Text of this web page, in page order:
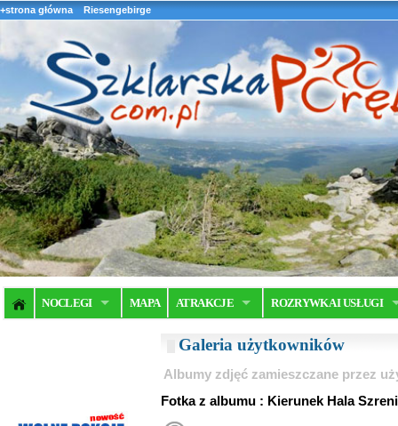
+strona główna Riesengebirge
NOCLEGI MAPA ATRAKCJE ROZRYWKA I USŁUGI
Galeria użytkowników
Albumy zdjęć zamieszczane przez
Fotka z albumu : Kierunek Hala